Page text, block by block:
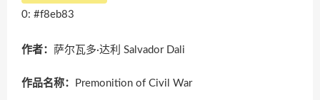
0: #f8eb83
作者： 萨尔瓦多·达利 Salvador Dali
作品名称： Premonition of Civil War